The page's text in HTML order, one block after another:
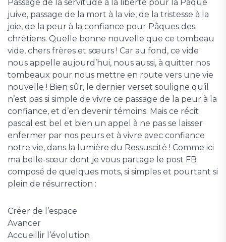
Passage de la servitude à la liberté pour la Pâque
juive, passage de la mort à la vie, de la tristesse à la
joie, de la peur à la confiance pour Pâques des
chrétiens. Quelle bonne nouvelle que ce tombeau
vide, chers frères et sœurs ! Car au fond, ce vide
nous appelle aujourd’hui, nous aussi, à quitter nos
tombeaux pour nous mettre en route vers une vie
nouvelle ! Bien sûr, le dernier verset souligne qu’il
n’est pas si simple de vivre ce passage de la peur à la
confiance, et d’en devenir témoins. Mais ce récit
pascal est bel et bien un appel à ne pas se laisser
enfermer par nos peurs et à vivre avec confiance
notre vie, dans la lumière du Ressuscité ! Comme ici
ma belle-sœur dont je vous partage le post FB
composé de quelques mots, si simples et pourtant si
plein de résurrection :
Créer de l’espace
Avancer
Accueillir l’évolution